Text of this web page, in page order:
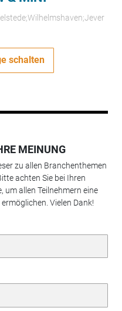
schalten
MEINUNG
zu allen Branchenthemen
achten Sie bei Ihren
allen Teilnehmern eine
Vielen Dank!